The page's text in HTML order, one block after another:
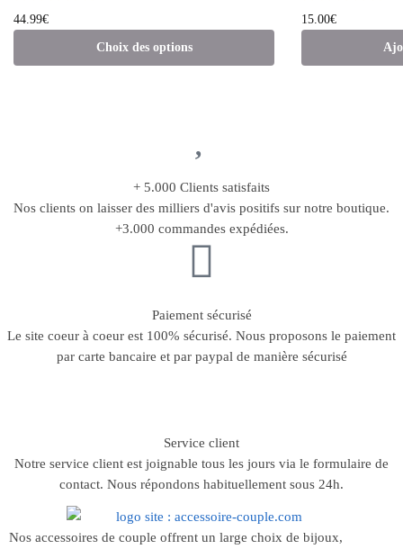
44.99€
Choix des options
15.00€
+ 5.000 Clients satisfaits
Nos clients on laisser des milliers d'avis positifs sur notre boutique.
+3.000 commandes expédiées.
Paiement sécurisé
Le site coeur à coeur est 100% sécurisé. Nous proposons le paiement
par carte bancaire et par paypal de manière sécurisé
Service client
Notre service client est joignable tous les jours via le formulaire de
contact. Nous répondons habituellement sous 24h.
Nos accessoires de couple offrent un large choix de bijoux,